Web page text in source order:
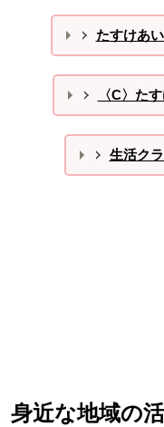
たすけあ
〈C〉た
生活ク
身近な地域の